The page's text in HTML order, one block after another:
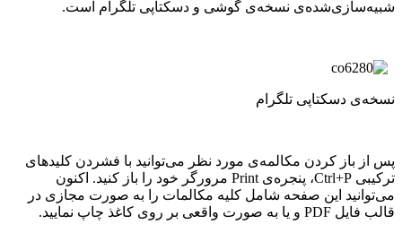
شبیه‌سازی‌شده‌ی نسخه‌ی گوشی و دسکتاپی تلگرام است.
نسخه‌ی دسکتاپی تلگرام
پس از باز کردن مکالمه‌ی مورد نظر می‌توانید با فشردن کلیدهای
ترکیبی Ctrl+P، پنجره‌ی Print مرورگر خود را باز کنید. اکنون
می‌توانید این صفحه شامل کلیه مکالمات را به صورت مجازی در
قالب فایل PDF و یا به صورت واقعی بر روی کاغذ چاپ نمایید.